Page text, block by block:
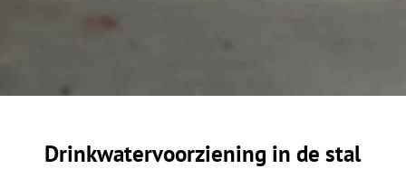
Drinkwatervoorziening in de stal